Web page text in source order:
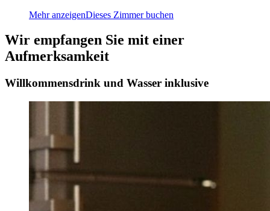
Mehr anzeigenDieses Zimmer buchen
Wir empfangen Sie mit einer
Aufmerksamkeit
Willkommensdrink und Wasser inklusive